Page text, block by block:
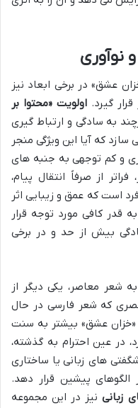
نوآوری
عشق» در برخی ابعاد نیز
گیرد.اولویت «محتوا بر
به سادگی و ارتباط گیری
که آیا این ویژگی منجر
و کم توجهی به جنبه های
از صرفاً انتقال پیام،
است که عمق و زیبایی اثر
قدر کافی مورد توجه قرار
بیش از حد و در برخی
شعر معاصر، یکی دیگر از
که شعر فارسی در حال
«خزان عشق» بیشتر به سنت
در عین احترام به گذشته،
های زبانی یا ساختاری
الگوهای پیشین قرار دهد.
زبانی نیز در این مجموعه